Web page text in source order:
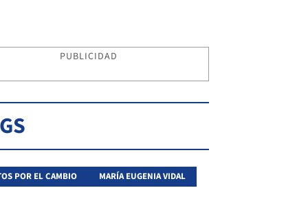
PUBLICIDAD
POR EL CAMBIO MARÍA EUGENIA VIDAL